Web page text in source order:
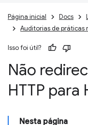
Página inicial Docs
Auditorias de práticas
Isso foi útil?
Não
HTTP para
Nesta página